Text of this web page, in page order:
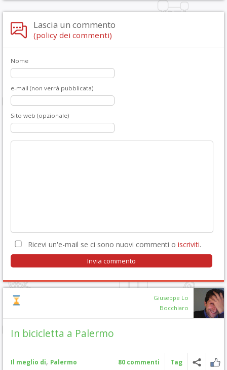
Lascia un commento
(policy dei commenti)
Nome
e-mail (non verrà pubblicata)
Sito web (opzionale)
Ricevi un'e-mail se ci sono nuovi commenti o iscriviti.
Giuseppe Lo
Bocchiaro
In bicicletta a Palermo
Il meglio di, Palermo 80 commenti Tag